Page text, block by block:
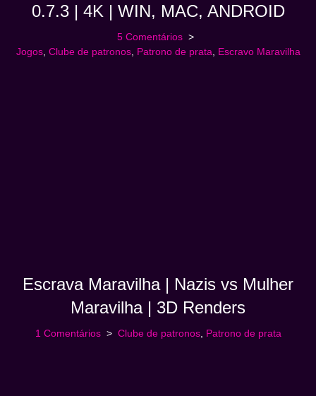
0.7.3 | 4K | WIN, MAC, ANDROID
5 Comentários
Jogos, Clube de patronos, Patrono de prata Escravo Maravilha
Escrava Maravilha | Nazis vs Mulher
Maravilha | 3D Renders
1 Comentários Clube de patronos, Patrono de prata